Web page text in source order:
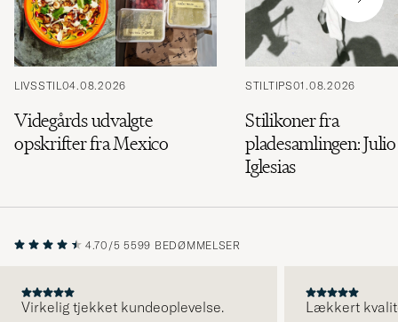
LIVSSTIL04.08.2026
Videgårds udvalgte
opskrifter fra Mexico
STILTIPS01.08.2026
Stilikoner fra
pladesamlingen: Julio
Iglesias
4.70/5 5599 BEDØMMELSER
Virkelig tjekket kundeoplevelse. Lækkert